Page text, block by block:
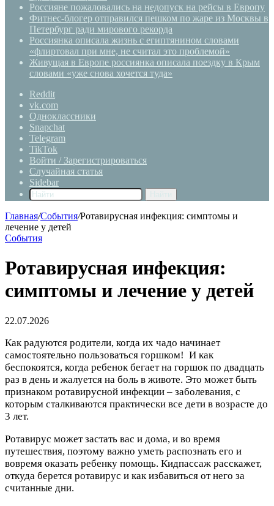
Россияне пожаловались на недопуск на рейсы в Европу
Фитнес-блогер отправился пешком по жаре из Москвы в
Петербург ради мирового рекорда
Россиянка описала жизнь с египтянином словами
«флиртовал при мне, не считал это проблемой»
Живущая в Европе россиянка описала поездку в Крым
словами «уже снова хочется туда»
Reddit
vk.com
Одноклассники
Snapchat
Telegram
TikTok
Войти / Зарегистрироваться
Случайная статья
Sidebar
Главная/События/Ротавирусная инфекция: симптомы и
лечение у детей
События
Ротавирусная инфекция:
симптомы и лечение у детей
22.07.2026
Как радуются родители, когда их чадо начинает
самостоятельно пользоваться горшком! И как
беспокоятся, когда ребенок бегает на горшок по двадцать
раз в день и жалуется на боль в животе. Это может быть
признаком ротавирусной инфекции – заболевания, с
которым сталкиваются практически все дети в возрасте до
3 лет.
Ротавирус может застать вас и дома, и во время
путешествия, поэтому важно уметь распознать его и
вовремя оказать ребенку помощь. Кидпассаж расскажет,
откуда берется ротавирус и как избавиться от него за
считанные дни.